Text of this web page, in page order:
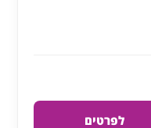
לפרטים